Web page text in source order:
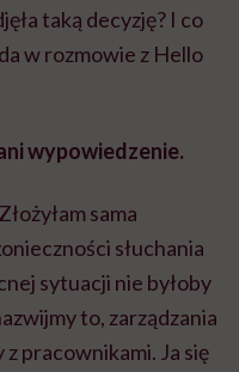
taką decyzję? I co
w rozmowie z Hello
wypowiedzenie.
sama
słuchania
sytuacji nie byłoby
to, zarządzania
pracownikami. Ja się